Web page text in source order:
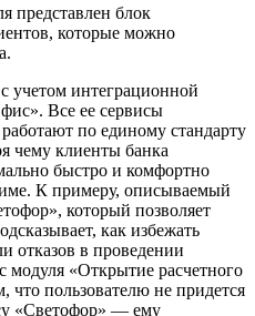
представлен блок
которые можно
учетом интеграционной
Все ее сервисы
по единому стандарту
чему клиенты банка
быстро и комфортно
К примеру, описываемый
который позволяет
как избежать
отказов в проведении
«Открытие расчетного
что пользователю не придется
«Светофор» — ему